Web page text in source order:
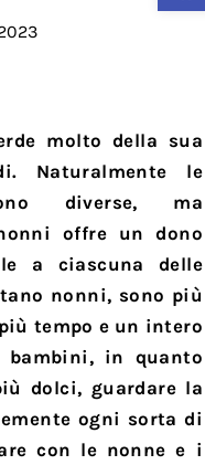
molto della sua
Naturalmente le
diverse, ma
offre un dono
a ciascuna delle
nonni, sono più
tempo e un intero
in quanto
dolci, guardare la
ogni sorta di
con le nonne e i